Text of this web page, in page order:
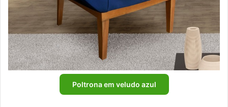
Poltrona em veludo azul